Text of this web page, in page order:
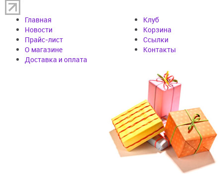
Главная
Новости
Прайс-лист
О магазине
Доставка и оплата
Клуб
Корзина
Cсылки
Контакты